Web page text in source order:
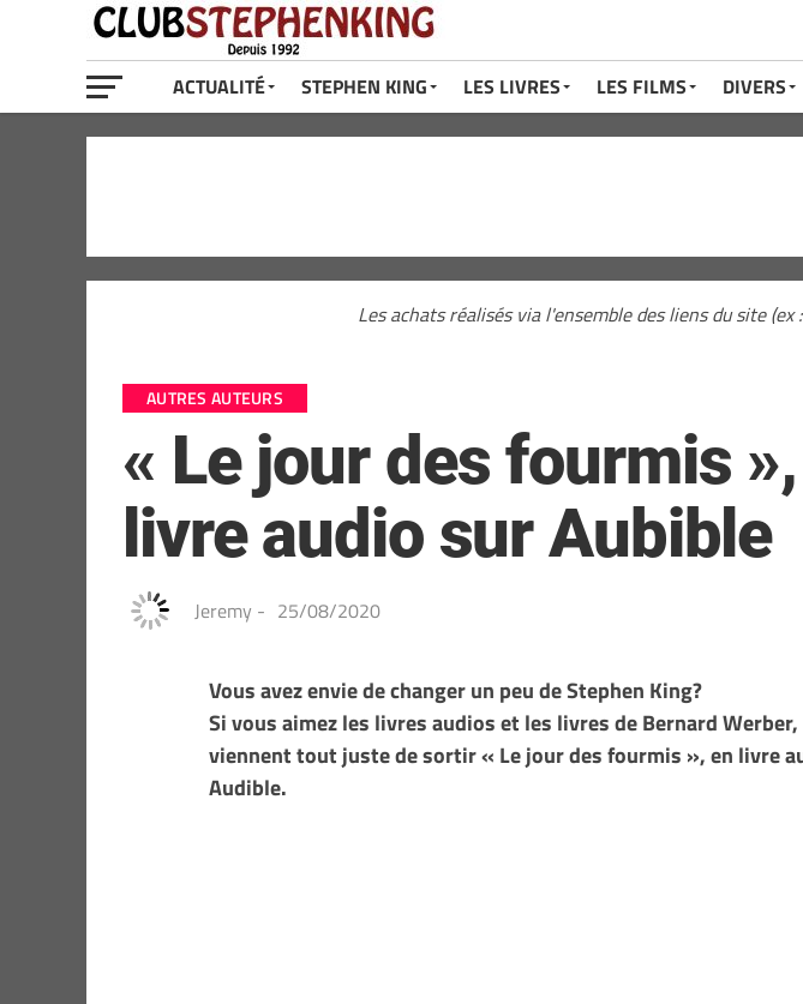
ACTUALITÉ STEPHEN KING LES LIVRES LES FILMS DIVERS
Les achats réalisés via l'ensemble des liens du site
AUTRES AUTEURS
« Le jour des fourmis
livre audio sur Aubible
Jeremy - 25/08/2020
Vous avez envie de changer un peu de Stephen King?
Si vous aimez les livres audios et les livres de Bernard
viennent tout juste de sortir « Le jour des fourmis », en livre
Audible.